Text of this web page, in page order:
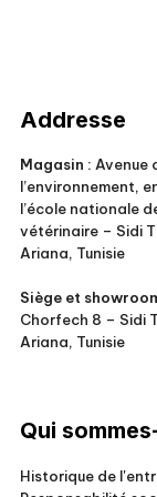
Addresse
Magasin : Avenue
l’environnement,
l’école nationale
vétérinaire – Sidi
Ariana, Tunisie
Siège et
Chorfech 8 – Sidi
Ariana, Tunisie
Qui
Historique de